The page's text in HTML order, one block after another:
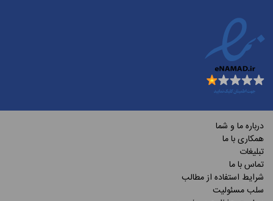
درباره ما و شما
همکاری با ما
تبلیغات
تماس با ما
شرایط استفاده از مطالب
سلب مسئولیت